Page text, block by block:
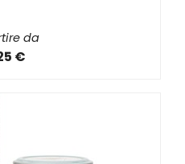
da
€